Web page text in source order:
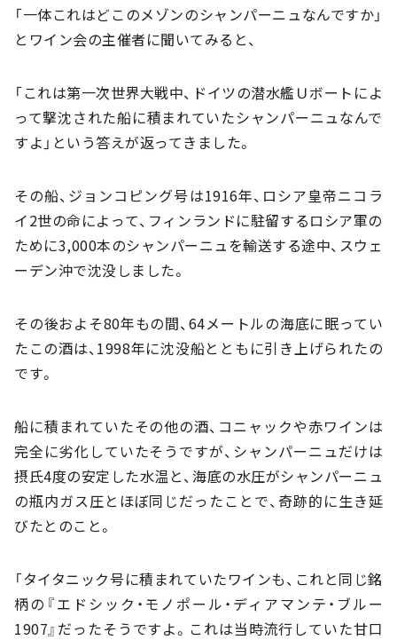
「一体これはどこのメゾンのシャンパーニュなんですか」
とワイン会の主催者に聞いてみると、
「これは第一次世界大戦中、ドイツの潜水艦Ｕボートによ
って撃沈された船に積まれていたシャンパーニュなんで
すよ」という答えが返ってきました。
その船、ジョンコピング号は1916年、ロシア皇帝ニコラ
イ2世の命によって、フィンランドに駐留するロシア軍の
ために3,000本のシャンパーニュを輸送する途中、スウェ
ーデン沖で沈没しました。
その後およそ80年もの間、64メートルの海底に眠ってい
たこの酒は、1998年に沈没船とともに引き上げられたの
です。
船に積まれていたその他の酒、コニャックや赤ワインは
完全に劣化していたそうですが、シャンパーニュだけは
摂氏4度の安定した水温と、海底の水圧がシャンパーニュ
の瓶内ガス圧とほぼ同じだったことで、奇跡的に生き延
びたとのこと。
「タイタニック号に積まれていたワインも、これと同じ銘
柄の『エドシック・モノポール・ディアマンテ・ブルー
1907』だったそうですよ。これは当時流行していた甘口